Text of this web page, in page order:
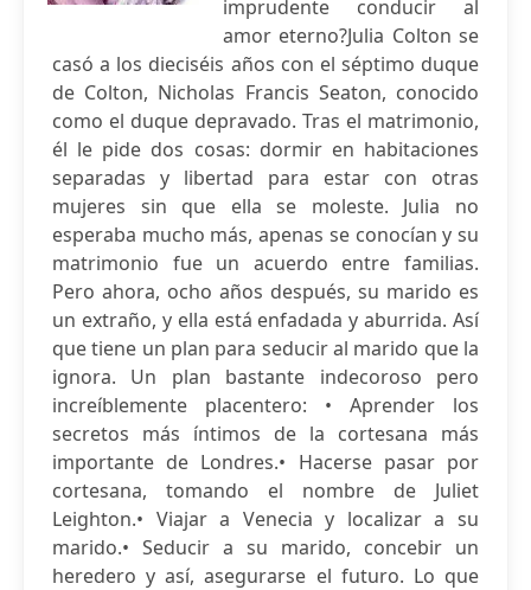
imprudente conducir al
amor eterno?Julia Colton se
casó a los dieciséis años con el séptimo duque
de Colton, Nicholas Francis Seaton, conocido
como el duque depravado. Tras el matrimonio,
él le pide dos cosas: dormir en habitaciones
separadas y libertad para estar con otras
mujeres sin que ella se moleste. Julia no
esperaba mucho más, apenas se conocían y su
matrimonio fue un acuerdo entre familias.
Pero ahora, ocho años después, su marido es
un extraño, y ella está enfadada y aburrida. Así
que tiene un plan para seducir al marido que la
ignora. Un plan bastante indecoroso pero
increíblemente placentero: • Aprender los
secretos más íntimos de la cortesana más
importante de Londres.• Hacerse pasar por
cortesana, tomando el nombre de Juliet
Leighton.• Viajar a Venecia y localizar a su
marido.• Seducir a su marido, concebir un
heredero y así, asegurarse el futuro. Lo que